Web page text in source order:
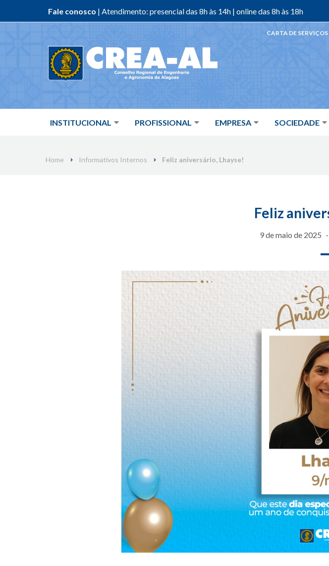
Fale conosco | Atendimento: presencial das 8h às 14h | online das 8h às 18h
INSTITUCIONAL PROFISSIONAL EMPRESA SOCIEDADE
CARTA DE SERVIÇOS
Home Informativos Internos Feliz aniversário, Lhayse!
Feliz
9 de maio de 2025